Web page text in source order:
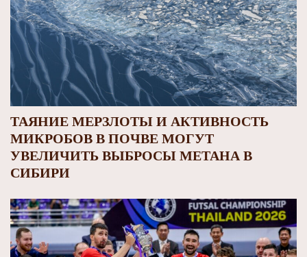
ТАЯНИЕ МЕРЗЛОТЫ И АКТИВНОСТЬ
МИКРОБОВ В ПОЧВЕ МОГУТ
УВЕЛИЧИТЬ ВЫБРОСЫ МЕТАНА В
СИБИРИ